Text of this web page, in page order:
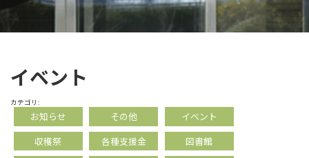
イベント
カテゴリ:
お知らせ その他
イベント
収穫祭
各種支援金
図書館